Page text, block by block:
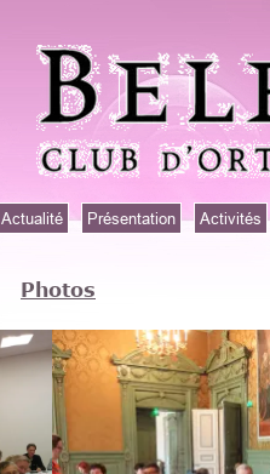
Actualité Présentation Activités
Photos